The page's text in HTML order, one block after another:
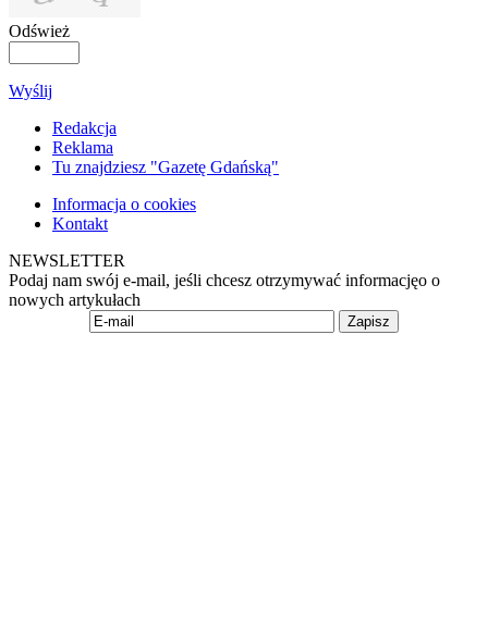
Odśwież
Wyślij
Redakcja
Reklama
Tu znajdziesz "Gazetę Gdańską"
Informacja o cookies
Kontakt
NEWSLETTER
Podaj nam swój e-mail, jeśli chcesz otrzymywać informacjęo o
nowych artykułach
Zapisz